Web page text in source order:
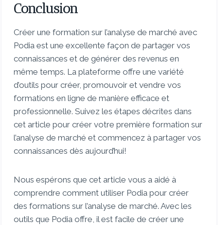
Conclusion
Créer une formation sur l’analyse de marché avec
Podia est une excellente façon de partager vos
connaissances et de générer des revenus en
même temps. La plateforme offre une variété
d’outils pour créer, promouvoir et vendre vos
formations en ligne de manière efficace et
professionnelle. Suivez les étapes décrites dans
cet article pour créer votre première formation sur
l’analyse de marché et commencez à partager vos
connaissances dès aujourd’hui!
Nous espérons que cet article vous a aidé à
comprendre comment utiliser Podia pour créer
des formations sur l’analyse de marché. Avec les
outils que Podia offre, il est facile de créer une